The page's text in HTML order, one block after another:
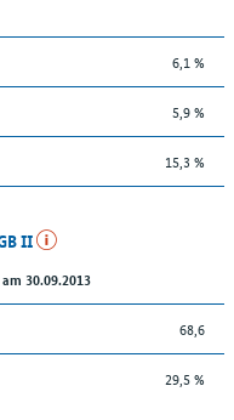
6,1 %
5,9 %
15,3 %
II
30.09.2013
68,6
29,5 %